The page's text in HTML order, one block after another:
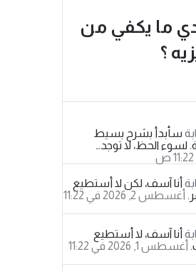
ما يكفي من
؟
سأبدأ بشرح بسيط
لسوء الحظ، لا توجد…
أنا آسف، لكن لا أستطيع
‫أغسطس 2, 2026 في 11:22
أنا آسف، لا أستطيع
‫أغسطس 1, 2026 في 11:22